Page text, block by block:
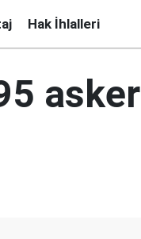
Hak İhlalleri
asker